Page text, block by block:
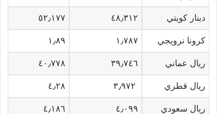
دينار كويتي ٤٨٫٣١٢ ٥٢٫١٧٧
كرونا نرويجي ١٫٧٨٧ ١٫٨٩
ريال عماني ٣٩٫٧٤٦ ٤٠٫٧٧٨
ريال قطري ٤٫٢٨
ريال سعودي ٤٫٠٩٩ ٤٫١٨٦